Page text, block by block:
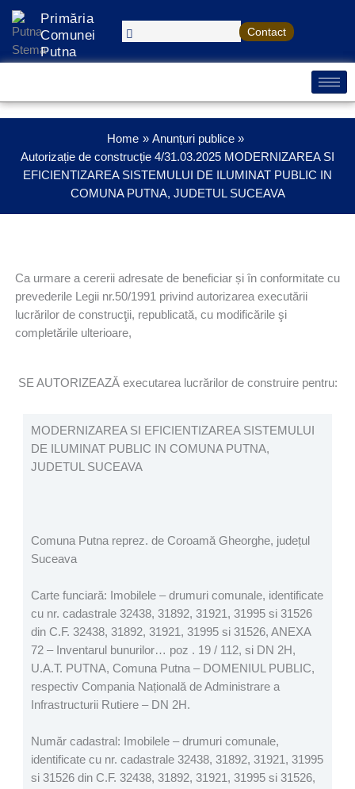
Treci
conținut
Primăria
Comunei
Putna
Contact
Home
Anunțuri publice
Autorizație de construcție 4/31.03.2025 MODERNIZAREA SI
EFICIENTIZAREA SISTEMULUI DE ILUMINAT PUBLIC IN
COMUNA PUTNA, JUDETUL SUCEAVA
Ca urmare a cererii adresate de beneficiar și în conformitate cu
prevederile Legii nr.50/1991 privind autorizarea executării
lucrărilor de construcţii, republicată, cu modificările şi
completările ulterioare,
SE AUTORIZEAZĂ executarea lucrărilor de construire pentru:
MODERNIZAREA SI EFICIENTIZAREA SISTEMULUI
DE ILUMINAT PUBLIC IN COMUNA PUTNA,
JUDETUL SUCEAVA
Comuna Putna reprez. de Coroamă Gheorghe, județul
Suceava
Carte funciară: Imobilele – drumuri comunale, identificate
cu nr. cadastrale 32438, 31892, 31921, 31995 si 31526
din C.F. 32438, 31892, 31921, 31995 si 31526, ANEXA
72 – Inventarul bunurilor… poz . 19 / 112, si DN 2H,
U.A.T. PUTNA, Comuna Putna – DOMENIUL PUBLIC,
respectiv Compania Națională de Administrare a
Infrastructurii Rutiere – DN 2H.
Număr cadastral: Imobilele – drumuri comunale,
identificate cu nr. cadastrale 32438, 31892, 31921, 31995
si 31526 din C.F. 32438, 31892, 31921, 31995 si 31526,